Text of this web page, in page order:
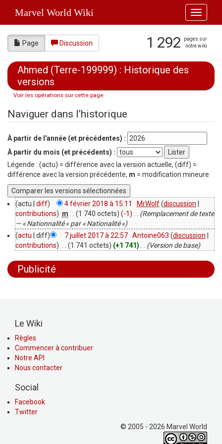
Toggle
Marvel World Wiki
Page Discussion 1 292
pages sur
notre wiki
Ahmed (Terre-199999) : Historique des
versions
Voir les opérations sur cette page
Naviguer dans l’historique
À partir de l'année (et précédentes) :
À partir du mois (et précédents) :
Légende : (actu) = différence avec la version actuelle, (diff) =
différence avec la version précédente, m = modification mineure
(actu | diff) 4 février 2018 à 15:11 MrWolf (discussion
contributions) m . . (1 740 octets) (-1) . . (Remplacement de texte
— « Nationnalité » par « Nationalité »)
(actu | diff) 7 juillet 2017 à 22:57 Antoine063 (discussion
contributions) . . (1 741 octets) (+1 741) . . (Version de base)
Publicité
Le Wiki
Règles
Commencer à contribuer
Notre API
Nous contacter
Social
Facebook
Twitter
© 2005 - 2026 Marvel World